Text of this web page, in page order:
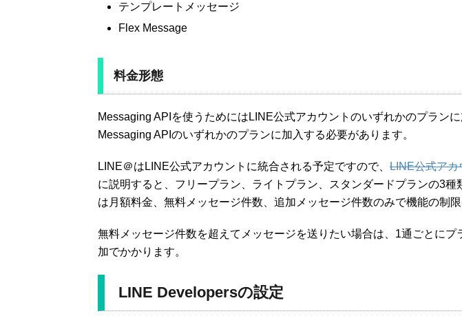
テンプレートメッセージ
Flex Message
料金形態
Messaging APIを使うためにはLINE公式アカウントのいずれかのプラン
Messaging APIのいずれかのプランに加入する必要があります。
LINE＠はLINE公式アカウントに統合される予定ですので、 LINE公式アカ
に説明すると、フリープラン、ライトプラン、スタンダードプランの3種
は月額料金、無料メッセージ件数、追加メッセージ件数のみで機能の制限
無料メッセージ件数を超えてメッセージを送りたい場合は、1通ごとにプ
加でかかります。
LINE Developersの設定